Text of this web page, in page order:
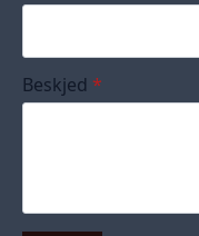
Beskjed *